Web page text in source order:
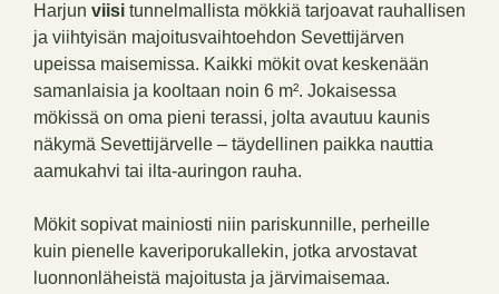
Harjun viisi tunnelmallista mökkiä tarjoavat rauhallisen
ja viihtyisän majoitusvaihtoehdon Sevettijärven
upeissa maisemissa. Kaikki mökit ovat keskenään
samanlaisia ja kooltaan noin 6 m². Jokaisessa
mökissä on oma pieni terassi, jolta avautuu kaunis
näkymä Sevettijärvelle – täydellinen paikka nauttia
aamukahvi tai ilta-auringon rauha.
Mökit sopivat mainiosti niin pariskunnille, perheille
kuin pienelle kaveriporukallekin, jotka arvostavat
luonnonläheistä majoitusta ja järvimaisemaa.